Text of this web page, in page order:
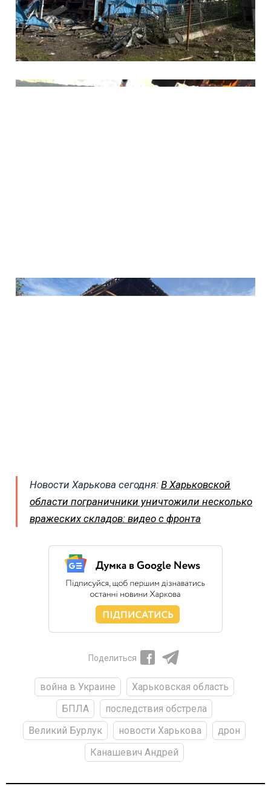
Новости Харькова сегодня: В Харьковской
области пограничники уничтожили несколько
вражеских складов: видео с фронта
Поделиться
война в Украине
Харьковская область
БПЛА
последствия обстрела
Великий Бурлук
новости Харькова
дрон
Канашевич Андрей